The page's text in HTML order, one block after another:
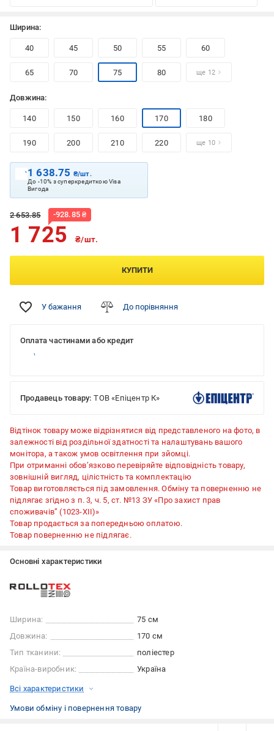
Ширина:
40 45 50 55 60
65 70 75 80 ще 12
Довжина:
140 150 160 170 180
190 200 210 220 ще 10
1 638.75 ₴/шт.
До -10% з суперкредиткою Visa
Вигода
2 653.85 -928.85 ₴
1 725 ₴/шт.
КУПИТИ
У бажання До порівняння
Оплата частинами або кредит
Продавець товару: ТОВ «Епіцентр К»
Відтінок товару може відрізнятися від представленого на фото, в
залежності від роздільної здатності та налаштувань вашого
монітора, а також умов освітлення при зйомці.
При отриманні обов’язково перевіряйте відповідність товару,
зовнішній вигляд, цілістність та комплектацію
Товар виготовляється під замовлення. Обміну та поверненню не
підлягає згідно з п. 3, ч. 5, ст. №13 ЗУ «Про захист прав
споживачів” (1023-XII)»
Товар продається за попередньою оплатою.
Товар поверненню не підлягає.
Основні характеристики
Ширина:
75 см
Довжина:
170 см
Тип тканини:
поліестер
Країна-виробник:
Україна
Всі характеристики
Умови обміну і повернення товару